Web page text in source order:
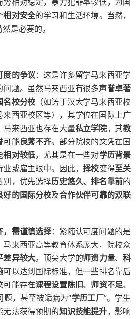
势相对稳定，暴力犯罪率较低，为国
相对安全的学习和生活环境。当然，
是必要的。
度的争议：这是许多留学马来西亚学
问题。虽然马来西亚有很多声誉卓著
名校分校 （如诺丁汉大学马来西亚校
来西亚校区等），其学位在国际上广
马来西亚也存在大量私立学院，其教
可能良莠不齐。部分院校的文凭在国
相对较低，尤其是在一些对学历背景
业或雇主眼中。因此，择校变得至关
别，优先选择历史悠久、排名靠前的
好的国际分校及合作伙伴可靠的双联
，需谨慎选择：紧随认可度问题的是
马来西亚高等教育体系庞大，院校众
差异较大。顶尖大学的师资力量、科
可以达到国际标准，但一些排名靠后
可能存在课程设置陈旧 、 师资不足、
题，甚至被诟病为“学历工厂”。学生
无法获得预期的知识技能提升，影响